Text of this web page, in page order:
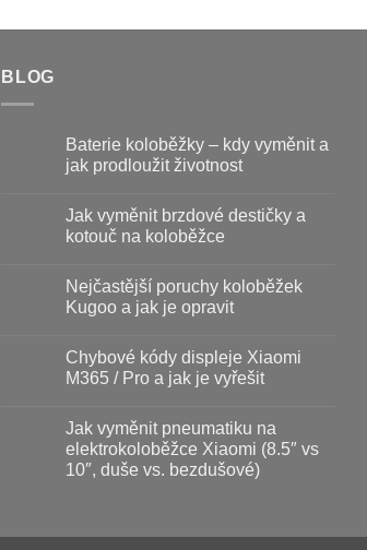
BLOG
Baterie koloběžky – kdy vyměnit a
jak prodloužit životnost
textu
s
koloběžky
–
kdy
jak
prodloužit
životnost
Jak vyměnit brzdové destičky a
kotouč na koloběžce
u
textu
s
vyměnit
brzdové
destičky
na
koloběžce
Nejčastější poruchy koloběžek
Kugoo a jak je opravit
u
textu
s
poruchy
koloběžek
Kugoo
a
Chybové kódy displeje Xiaomi
M365 / Pro a jak je vyřešit
textu
s
názvem
M365
Jak vyměnit pneumatiku na
elektrokoloběžce Xiaomi (8.5″ vs
10″, duše vs. bezdušové)